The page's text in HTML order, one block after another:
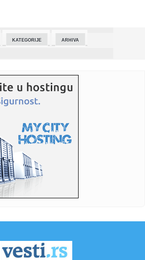
se na današnji datum, 23. maj
MX-5 Miata 35th Anniversary
(93) mučen do smrti, među
velike šanse na Rolan Garosu ako ostanem
najavljuje proširenje svoje ponude
Social Media Summit by Telemach
KATEGORIJE ARHIVA